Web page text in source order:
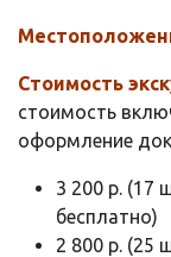
Стоимость
стоимость
оформление
3 200 р. (17
бесплатно)
2 800 р. (25